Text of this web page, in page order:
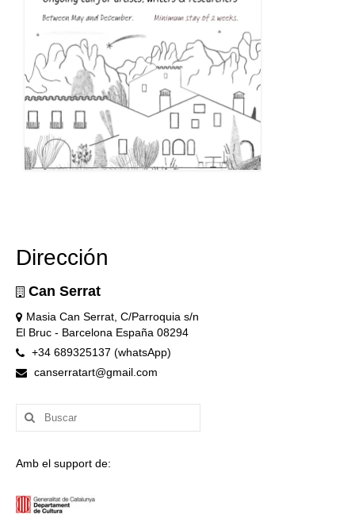
Dirección
Can Serrat
Masia Can Serrat, C/Parroquia s/n
El Bruc - Barcelona España 08294
+34 689325137 (whatsApp)
canserratart@gmail.com
Buscar
por:
Amb el support de: